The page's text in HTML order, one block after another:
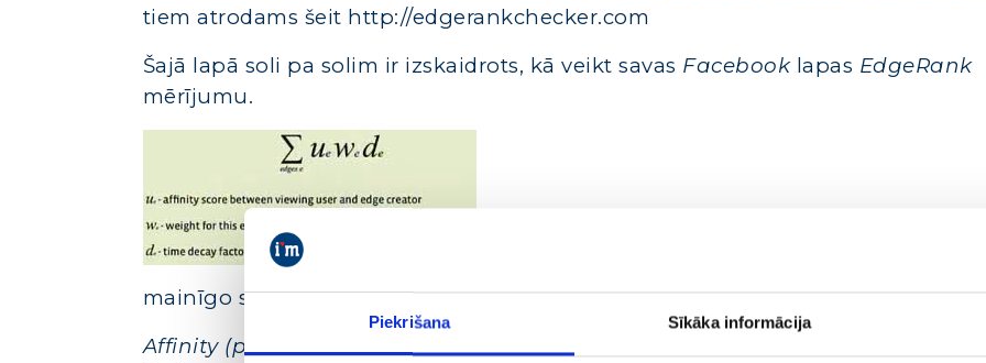
Piekrišana Sīkāka informācija
tiem atrodams šeit http://edgerankchecker.com
Šajā lapā soli pa solim ir izskaidrots, kā veikt savas Facebook lapas EdgeRank
mērījumu.
mainīgo skaidrojumi ir sekojoši:
Affinity(pievilcība)= rādītāju nosaka, kādas ir Jūsu attiecības ar katru no saviem